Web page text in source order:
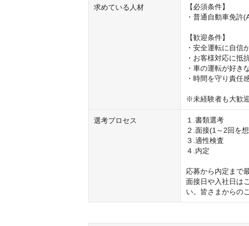
求めている人材
【必須条件】
・普通自動車免許
【歓迎条件】
・安全運転に自信
・お客様対応に抵
・車の運転が好き
・時間を守り責任
※未経験者も大歓
選考プロセス
１.書類選考
２.面接(1～2回を
３.適性検査
４.内定
応募から内定まで
面接日や入社日は
い。皆さまからの